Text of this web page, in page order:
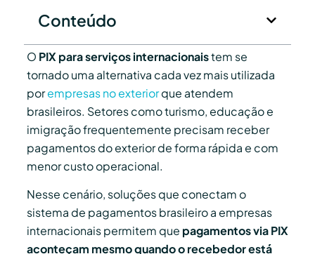
Conteúdo
O PIX para serviços internacionaistem se
tornado uma alternativa cada vez mais utilizada
porempresas no exteriorque atendem
brasileiros. Setores como turismo, educação e
imigração frequentemente precisam receber
pagamentos do exterior de forma rápida e com
menor custo operacional.
Nesse cenário, soluções que conectam o
sistema de pagamentos brasileiro a empresas
internacionais permitem que pagamentos via PIX
aconteçam mesmo quando o recebedor está